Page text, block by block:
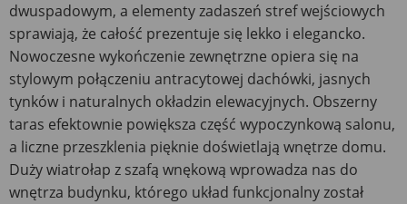
dwuspadowym, a elementy zadaszeń stref wejściowych
sprawiają, że całość prezentuje się lekko i elegancko.
Nowoczesne wykończenie zewnętrzne opiera się na
stylowym połączeniu antracytowej dachówki, jasnych
tynków i naturalnych okładzin elewacyjnych. Obszerny
taras efektownie powiększa część wypoczynkową salonu,
a liczne przeszklenia pięknie doświetlają wnętrze domu.
Duży wiatrołap z szafą wnękową wprowadza nas do
wnętrza budynku, którego układ funkcjonalny został